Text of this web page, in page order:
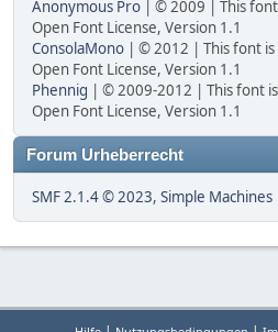
Anonymous Pro | © 2009 | This
Open Font License, Version 1.1
ConsolaMono | © 2012 | This font
Open Font License, Version 1.1
Phennig | © 2009-2012 | This font
Open Font License, Version 1.1
Forum Urheberrecht
SMF 2.1.4 © 2023, Simple Machines